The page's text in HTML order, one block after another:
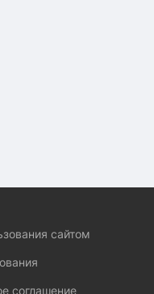
сайтом
соглашение